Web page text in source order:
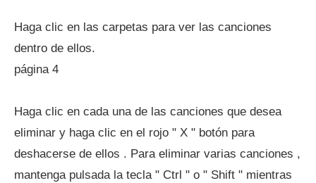
Haga clic en las carpetas para ver las canciones
dentro de ellos.
página 4
Haga clic en cada una de las canciones que desea
eliminar y haga clic en el rojo " X " botón para
deshacerse de ellos . Para eliminar varias canciones ,
mantenga pulsada la tecla " Ctrl " o " Shift " mientras